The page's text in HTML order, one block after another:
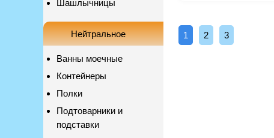
Шашлычницы
Нейтральное
Ванны моечные
Контейнеры
Полки
Подтоварники и
подставки
1 2 3